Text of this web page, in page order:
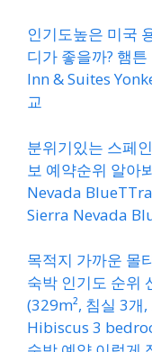
인기도높은 미국
디가 좋을까? 햄
Inn & Suites
교
분위기있는 스페
보 예약순위 알
Nevada
Sierra Nevada
목적지 가까운 몰
숙박 인기도 순위
(329m², 침실 3개
Hibiscus 3